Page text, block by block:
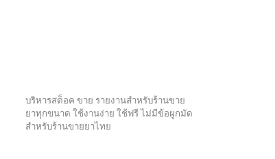
บริหารสต็อค ขาย รายงานสำหรับร้านขาย
ยาทุกขนาด ใช้งานง่าย ใช้ฟรี ไม่มีข้อผูกมัด
สำหรับร้านขายยาไทย